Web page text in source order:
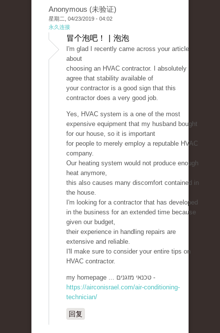
Anonymous (未验证)
星期二, 04/23/2019 - 04:02
永久连接
冒个泡吧！ | 泡泡
I'm glad I recently came across your article
about
choosing an HVAC contractor. I absolutely
agree that stability available of
your contractor is a good sign that this
contractor does a very good job.
Yes, HVAC system is a one of the most
expensive equipment that my husband bought
for our house, so it is important
for people to merely employ a reputable HVAC
company.
Our heating system would not produce enough
heat anymore,
this also causes many discomfort contained in
the house.
I'm looking for a contractor that has developed
in the business for an extended time because
given our budget,
their experience in handling repairs are
extensive and reliable.
I'll make sure to consider your entire tips on
HVAC contractor.
my homepage ... טכנאי מזגנים -
https://airconisrael.com/air-conditioning-
technician/
回复